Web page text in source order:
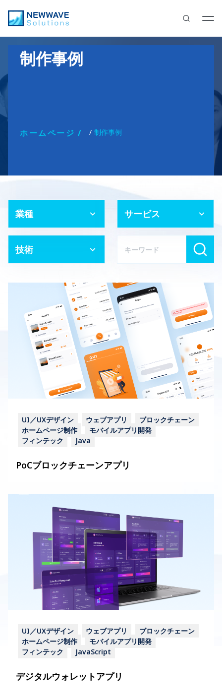
制作事例
ホームページ 制作事例
業種 サービス
技術
UI／UXデザイン ウェブアプリ
ブロックチェーン
ホームページ制作
モバイルアプリ開発
フィンテック
Java
PoCブロックチェーンアプリ
UI／UXデザイン ウェブアプリ
ブロックチェーン
ホームページ制作
モバイルアプリ開発
フィンテック
JavaScript
デジタルウォレットアプリ